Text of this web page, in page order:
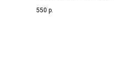
(альбуминурия в
биоматериала
550 р.